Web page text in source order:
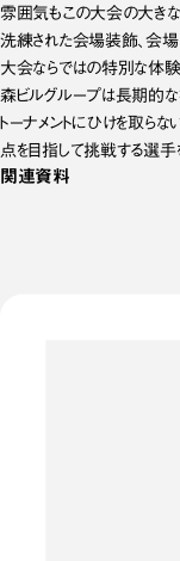
雰囲気もこの大会の大き
洗練された会場装飾、会場
大会ならではの特別な体験
森ビルグループは長期的な
トーナメントにひけを取ら
点を目指して挑戦する選手
関連資料